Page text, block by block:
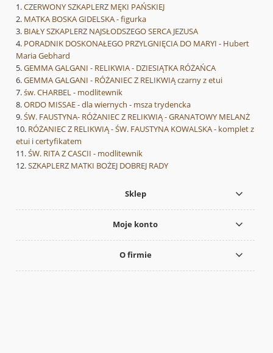
CZERWONY SZKAPLERZ MĘKI PAŃSKIEJ
MATKA BOSKA GIDELSKA - figurka
BIAŁY SZKAPLERZ NAJSŁODSZEGO SERCA JEZUSA
PORADNIK DOSKONAŁEGO PRZYLGNIĘCIA DO MARYI - Hubert
Maria Gebhard
GEMMA GALGANI - RELIKWIA - DZIESIĄTKA RÓŻAŃCA
GEMMA GALGANI - RÓŻANIEC Z RELIKWIĄ czarny z etui
św. CHARBEL - modlitewnik
ORDO MISSAE - dla wiernych - msza trydencka
ŚW. FAUSTYNA- RÓŻANIEC Z RELIKWIĄ - GRANATOWY MELANŻ
RÓŻANIEC Z RELIKWIĄ - ŚW. FAUSTYNA KOWALSKA - komplet z
etui i certyfikatem
ŚW. RITA Z CASCII - modlitewnik
SZKAPLERZ MATKI BOŻEJ DOBREJ RADY
Sklep
Moje konto
O firmie